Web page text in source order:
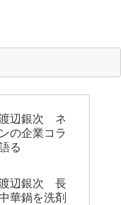
渡辺銀次 ネ
の企業コラ
る
渡辺銀次 長
華鍋を洗剤